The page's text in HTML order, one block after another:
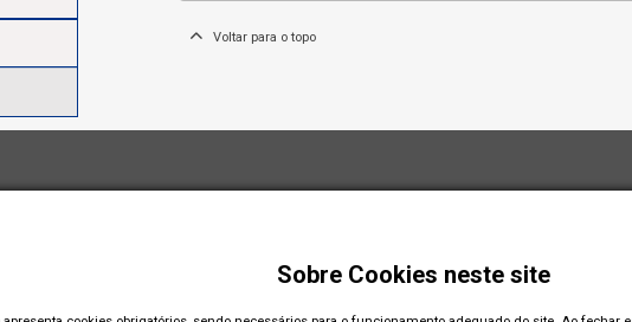
Voltar para o topo
Sobre Cookies neste site